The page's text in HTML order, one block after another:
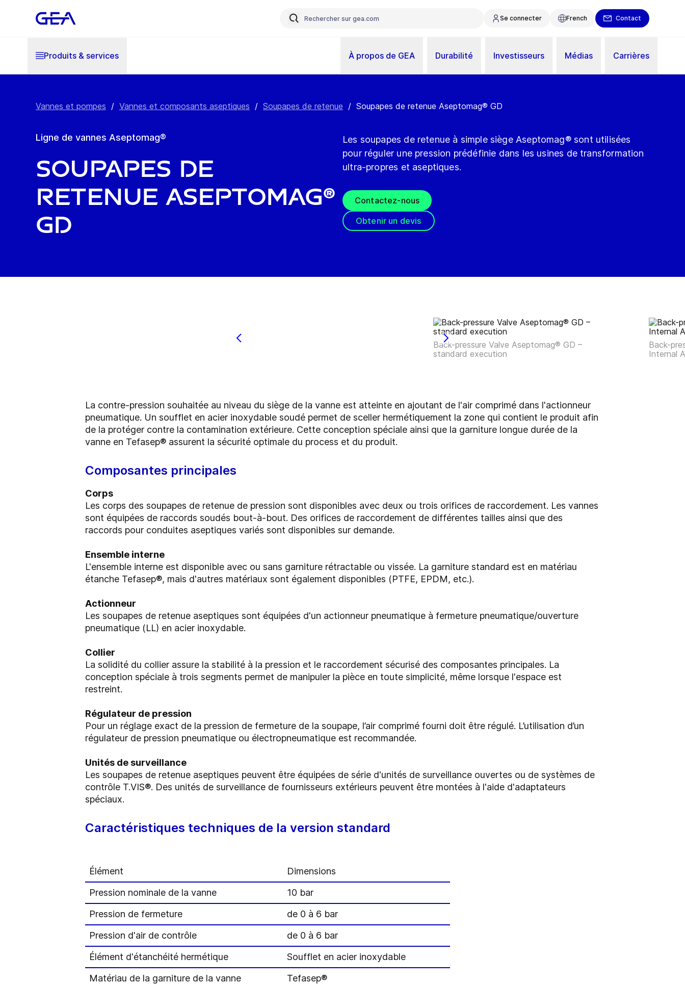
Se connecter French Contact
Produits & services À propos de GEA Durabilité Investisseurs Médias Carrières
Vannes et pompes / Vannes et composants aseptiques / Soupapes de retenue / Soupapes de retenue Aseptomag® GD
Ligne de vannes Aseptomag®
Soupapes de
retenue Aseptomag®
GD
Les soupapes de retenue à simple siège Aseptomag® sont utilisées
pour réguler une pression prédéfinie dans les usines de transformation
ultra-propres et aseptiques.
Contactez-nous
Obtenir un devis
Back-pressure Valve Aseptomag® GD –
standard execution
Back-
Internal
La contre-pression souhaitée au niveau du siège de la vanne est atteinte en ajoutant de l'air comprimé dans l'actionneur
pneumatique. Un soufflet en acier inoxydable soudé permet de sceller hermétiquement la zone qui contient le produit afin
de la protéger contre la contamination extérieure. Cette conception spéciale ainsi que la garniture longue durée de la
vanne en Tefasep® assurent la sécurité optimale du process et du produit.
Composantes principales
Corps
Les corps des soupapes de retenue de pression sont disponibles avec deux ou trois orifices de raccordement. Les vannes
sont équipées de raccords soudés bout-à-bout. Des orifices de raccordement de différentes tailles ainsi que des
raccords pour conduites aseptiques variés sont disponibles sur demande.
Ensemble interne
L'ensemble interne est disponible avec ou sans garniture rétractable ou vissée. La garniture standard est en matériau
étanche Tefasep®, mais d'autres matériaux sont également disponibles (PTFE, EPDM, etc.).
Actionneur
Les soupapes de retenue aseptiques sont équipées d'un actionneur pneumatique à fermeture pneumatique/ouverture
pneumatique (LL) en acier inoxydable.
Collier
La solidité du collier assure la stabilité à la pression et le raccordement sécurisé des composantes principales. La
conception spéciale à trois segments permet de manipuler la pièce en toute simplicité, même lorsque l'espace est
restreint.
Régulateur de pression
Pour un réglage exact de la pression de fermeture de la soupape, l’air comprimé fourni doit être régulé. L’utilisation d’un
régulateur de pression pneumatique ou électropneumatique est recommandée.
Unités de surveillance
Les soupapes de retenue aseptiques peuvent être équipées de série d'unités de surveillance ouvertes ou de systèmes de
contrôle T.VIS®. Des unités de surveillance de fournisseurs extérieurs peuvent être montées à l'aide d'adaptateurs
spéciaux.
Caractéristiques techniques de la version standard
Élément
Dimensions
Pression nominale de la vanne
10 bar
Pression de fermeture
de 0 à 6 bar
Pression d'air de contrôle
de 0 à 6 bar
Élément d'étanchéité hermétique
Soufflet en acier inoxydable
Matériau de la garniture de la vanne
Tefasep®